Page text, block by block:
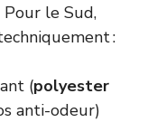
Pour le Sud,
:
(polyester
anti-odeur)